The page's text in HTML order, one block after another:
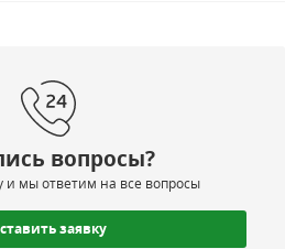
вопросы?
и мы ответим на все вопросы
заявку